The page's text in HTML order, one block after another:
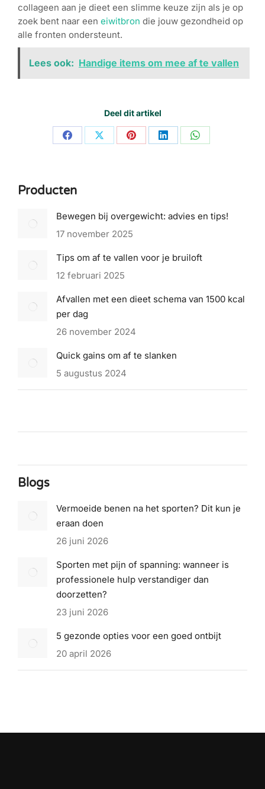
collageen aan je dieet een slimme keuze zijn als je op
zoek bent naar een eiwitbron die jouw gezondheid op
alle fronten ondersteunt.
Lees ook: Handige items om mee af te vallen
Deel dit artikel
Share Share Share Share Share
Producten
Bewegen bij overgewicht: advies en tips!
17 november 2025
Tips om af te vallen voor je bruiloft
12 februari 2025
Afvallen met een dieet schema van 1500 kcal
per dag
26 november 2024
Quick gains om af te slanken
5 augustus 2024
Blogs
Vermoeide benen na het sporten? Dit kun je
eraan doen
26 juni 2026
Sporten met pijn of spanning: wanneer is
professionele hulp verstandiger dan
doorzetten?
23 juni 2026
5 gezonde opties voor een goed ontbijt
20 april 2026